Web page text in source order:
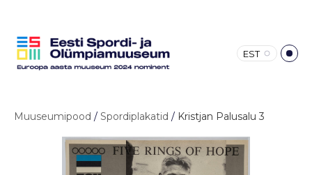
EST
Muuseumipood / Spordiplakatid / Kristjan Palusalu 3